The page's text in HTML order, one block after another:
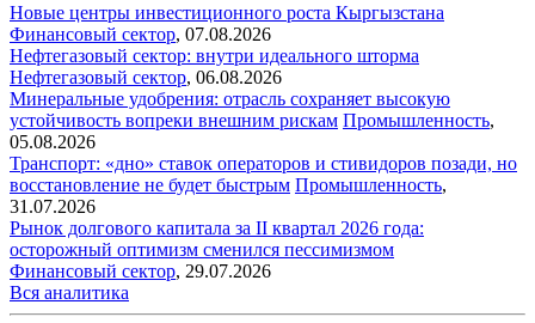
Новые центры инвестиционного роста Кыргызстана
Финансовый сектор, 07.08.2026
Нефтегазовый сектор: внутри идеального шторма
Нефтегазовый сектор, 06.08.2026
Минеральные удобрения: отрасль сохраняет высокую
устойчивость вопреки внешним рискам Промышленность,
05.08.2026
Транспорт: «дно» ставок операторов и стивидоров позади, но
восстановление не будет быстрым Промышленность,
31.07.2026
Рынок долгового капитала за II квартал 2026 года:
осторожный оптимизм сменился пессимизмом
Финансовый сектор, 29.07.2026
Вся аналитика